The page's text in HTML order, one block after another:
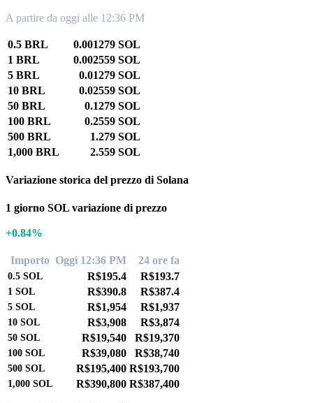
A partire da oggi alle 12:36 PM
0.5 BRL
0.001279 SOL
1 BRL
0.002559 SOL
5 BRL
0.01279 SOL
10 BRL
0.02559 SOL
50 BRL
0.1279 SOL
100 BRL
0.2559 SOL
500 BRL
1.279 SOL
1,000 BRL
2.559 SOL
Variazione storica del prezzo di Solana
1 giorno SOL variazione di prezzo
+0.84%
Importo Oggi 12:36 PM 24 ore fa
0.5 SOL R$195.4 R$193.7
1 SOL R$390.8 R$387.4
5 SOL R$1,954 R$1,937
10 SOL R$3,908 R$3,874
50 SOL R$19,540 R$19,370
100 SOL R$39,080 R$38,740
500 SOL R$195,400 R$193,700
1,000 SOL R$390,800 R$387,400